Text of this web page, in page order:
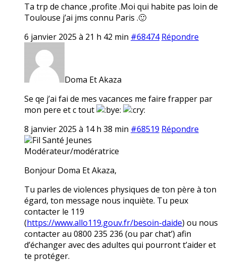
Ta trp de chance ,profite .Moi qui habite pas loin de
Toulouse j’ai jms connu Paris .🙂
6 janvier 2025 à 21 h 42 min #68474 Répondre
Doma Et Akaza
Se qe j’ai fai de mes vacances me faire frapper par
mon pere et c tout
8 janvier 2025 à 14 h 38 min #68519 Répondre
Fil Santé Jeunes
Modérateur/modératrice
Bonjour Doma Et Akaza,
Tu parles de violences physiques de ton père à ton
égard, ton message nous inquiète. Tu peux
contacter le 119
(https://www.allo119.gouv.fr/besoin-daide) ou nous
contacter au 0800 235 236 (ou par chat’) afin
d’échanger avec des adultes qui pourront t’aider et
te protéger.